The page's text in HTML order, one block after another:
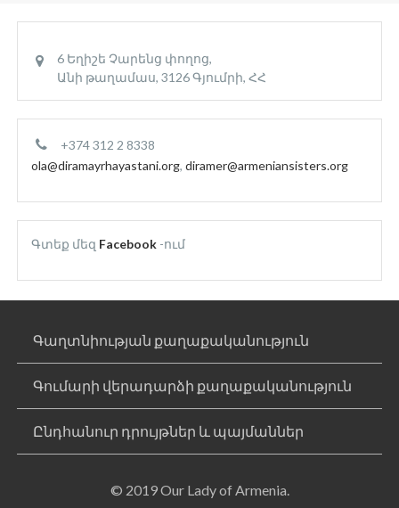
6 Եղիշե Չարենց փողոց,
Անի թաղամաս, 3126 Գյումրի, ՀՀ
+374 312 2 8338
ola@diramayrhayastani.org,diramer@armeniansisters.org
Գտեք մեզ Facebook -ում
Գաղտնիության քաղաքականություն
Գումարի վերադարձի քաղաքականություն
Ընդհանուր դրույթներ և պայմաններ
© 2019 Our Lady of Armenia.